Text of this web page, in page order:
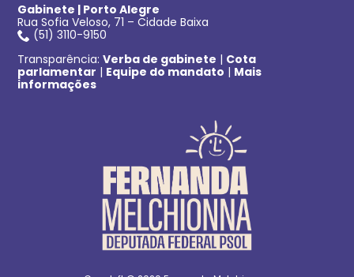
Gabinete | Porto Alegre
Rua Sofia Veloso, 71 – Cidade Baixa
(51) 3110-9150
Transparência:Verba de gabinete | Cota
parlamentar | Equipe do mandato | Mais
informações